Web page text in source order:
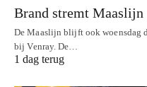
Brand stremt Maaslijn
De Maaslijn blijft ook woensdag
bij Venray. De…
1 dag terug